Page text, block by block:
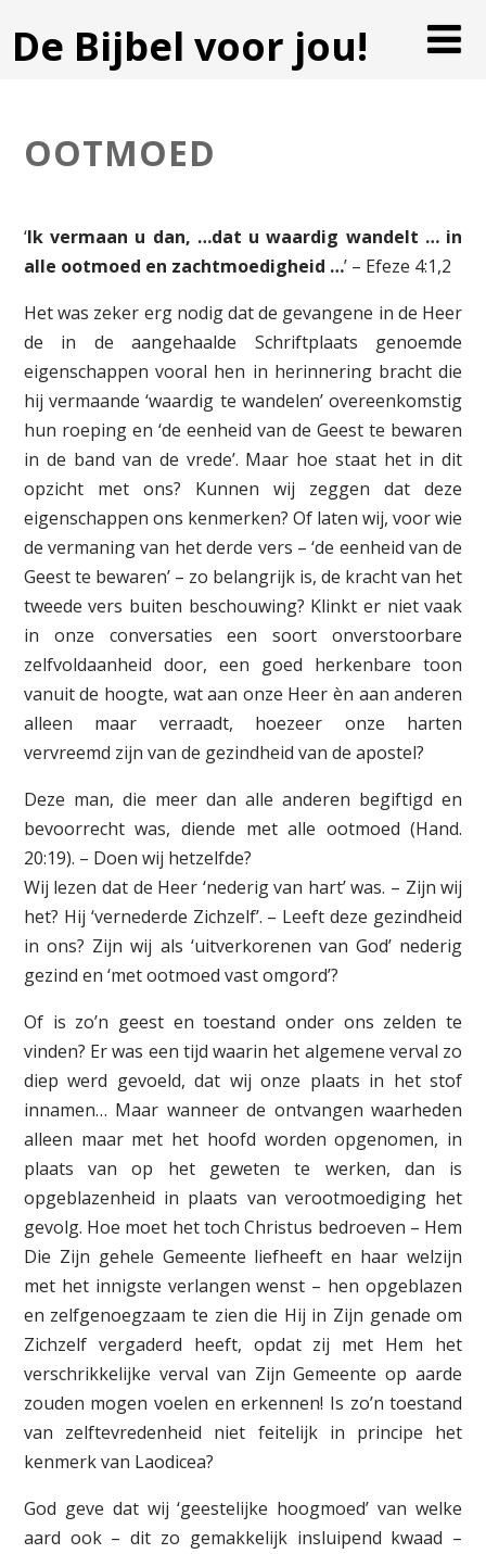
De Bijbel voor jou!
OOTMOED
‘Ik vermaan u dan, …dat u waardig wandelt … in
alle ootmoed en zachtmoedigheid …’ – Efeze 4:1,2
Het was zeker erg nodig dat de gevangene in de Heer
de in de aangehaalde Schriftplaats genoemde
eigenschappen vooral hen in herinnering bracht die
hij vermaande ‘waardig te wandelen’ overeenkomstig
hun roeping en ‘de eenheid van de Geest te bewaren
in de band van de vrede’. Maar hoe staat het in dit
opzicht met ons? Kunnen wij zeggen dat deze
eigenschappen ons kenmerken? Of laten wij, voor wie
de vermaning van het derde vers – ‘de eenheid van de
Geest te bewaren’ – zo belangrijk is, de kracht van het
tweede vers buiten beschouwing? Klinkt er niet vaak
in onze conversaties een soort onverstoorbare
zelfvoldaanheid door, een goed herkenbare toon
vanuit de hoogte, wat aan onze Heer èn aan anderen
alleen maar verraadt, hoezeer onze harten
vervreemd zijn van de gezindheid van de apostel?
Deze man, die meer dan alle anderen begiftigd en
bevoorrecht was, diende met alle ootmoed (Hand.
20:19). – Doen wij hetzelfde?
Wij lezen dat de Heer ‘nederig van hart’ was. – Zijn wij
het? Hij ‘vernederde Zichzelf’. – Leeft deze gezindheid
in ons? Zijn wij als ‘uitverkorenen van God’ nederig
gezind en ‘met ootmoed vast omgord’?
Of is zo’n geest en toestand onder ons zelden te
vinden? Er was een tijd waarin het algemene verval zo
diep werd gevoeld, dat wij onze plaats in het stof
innamen… Maar wanneer de ontvangen waarheden
alleen maar met het hoofd worden opgenomen, in
plaats van op het geweten te werken, dan is
opgeblazenheid in plaats van verootmoediging het
gevolg. Hoe moet het toch Christus bedroeven – Hem
Die Zijn gehele Gemeente liefheeft en haar welzijn
met het innigste verlangen wenst – hen opgeblazen
en zelfgenoegzaam te zien die Hij in Zijn genade om
Zichzelf vergaderd heeft, opdat zij met Hem het
verschrikkelijke verval van Zijn Gemeente op aarde
zouden mogen voelen en erkennen! Is zo’n toestand
van zelftevredenheid niet feitelijk in principe het
kenmerk van Laodicea?
God geve dat wij ‘geestelijke hoogmoed’ van welke
aard ook – dit zo gemakkelijk insluipend kwaad –